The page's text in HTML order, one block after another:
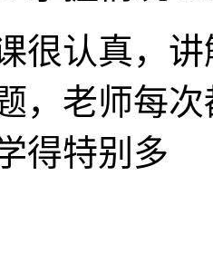
很认真，
，老师每
得特别多